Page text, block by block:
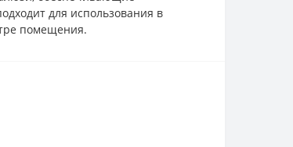
для использования в
помещения.